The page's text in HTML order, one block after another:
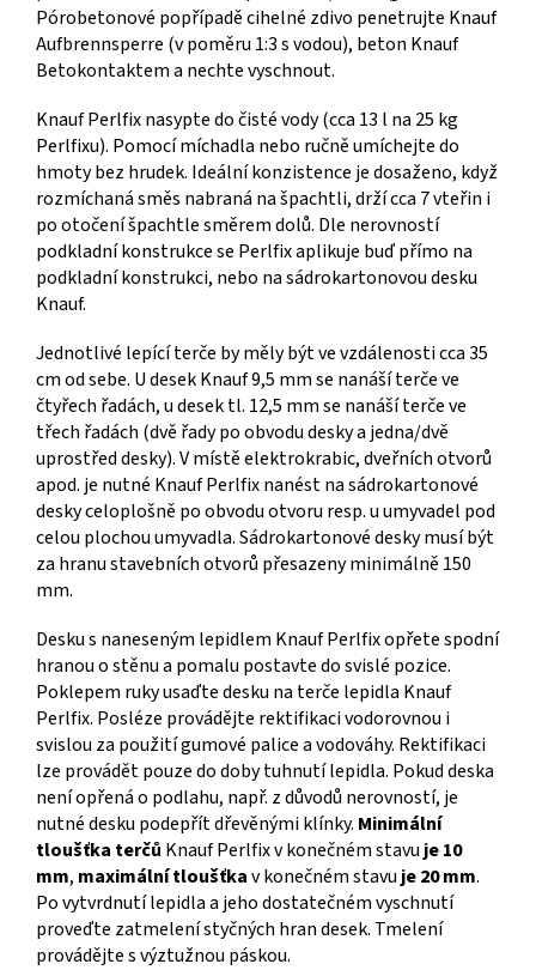
Pórobetonové popřípadě cihelné zdivo penetrujte Knauf
Aufbrennsperre (v poměru 1:3 s vodou), beton Knauf
Betokontaktem a nechte vyschnout.
Knauf Perlfix nasypte do čisté vody (cca 13 l na 25 kg
Perlfixu). Pomocí míchadla nebo ručně umíchejte do
hmoty bez hrudek. Ideální konzistence je dosaženo, když
rozmíchaná směs nabraná na špachtli, drží cca 7 vteřin i
po otočení špachtle směrem dolů. Dle nerovností
podkladní konstrukce se Perlfix aplikuje buď přímo na
podkladní konstrukci, nebo na sádrokartonovou desku
Knauf.
Jednotlivé lepící terče by měly být ve vzdálenosti cca 35
cm od sebe. U desek Knauf 9,5 mm se nanáší terče ve
čtyřech řadách, u desek tl. 12,5 mm se nanáší terče ve
třech řadách (dvě řady po obvodu desky a jedna/dvě
uprostřed desky). V místě elektrokrabic, dveřních otvorů
apod. je nutné Knauf Perlfix nanést na sádrokartonové
desky celoplošně po obvodu otvoru resp. u umyvadel pod
celou plochou umyvadla. Sádrokartonové desky musí být
za hranu stavebních otvorů přesazeny minimálně 150
mm.
Desku s naneseným lepidlem Knauf Perlfix opřete spodní
hranou o stěnu a pomalu postavte do svislé pozice.
Poklepem ruky usaďte desku na terče lepidla Knauf
Perlfix. Posléze provádějte rektifikaci vodorovnou i
svislou za použití gumové palice a vodováhy. Rektifikaci
lze provádět pouze do doby tuhnutí lepidla. Pokud deska
není opřená o podlahu, např. z důvodů nerovností, je
nutné desku podepřít dřevěnými klínky. Minimální
tloušťka terčů Knauf Perlfix v konečném stavu je 10
mm, maximální tloušťkav konečném stavu je 20 mm.
Po vytvrdnutí lepidla a jeho dostatečném vyschnutí
proveďte zatmelení styčných hran desek. Tmelení
provádějte s výztužnou páskou.